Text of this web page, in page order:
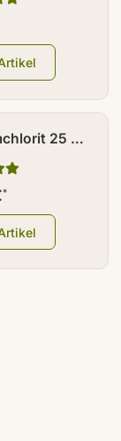
100
25 %
100 ml
*